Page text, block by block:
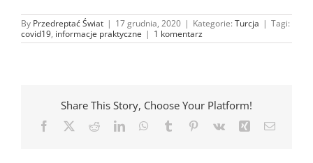
By Przedreptać Świat | 17 grudnia, 2020 | Kategorie: Turcja | Tagi:
covid19, informacje praktyczne | 1 komentarz
Share This Story, Choose Your Platform!
Facebook RedditLinkedInWhatsApp
Tumblr Pinterest
Vk Xing Email